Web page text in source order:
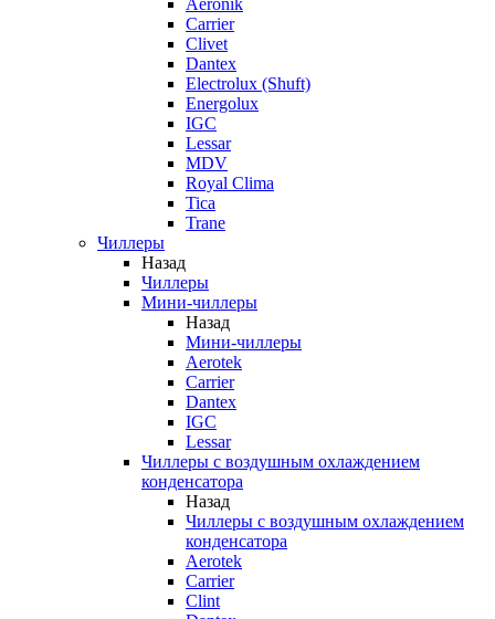
Aeronik
Carrier
Clivet
Dantex
Electrolux (Shuft)
Energolux
IGC
Lessar
MDV
Royal Clima
Tica
Trane
Чиллеры
Назад
Чиллеры
Мини-чиллеры
Назад
Мини-чиллеры
Aerotek
Carrier
Dantex
IGC
Lessar
Чиллеры с воздушным охлаждением
конденсатора
Назад
Чиллеры с воздушным охлаждением
конденсатора
Aerotek
Carrier
Clint